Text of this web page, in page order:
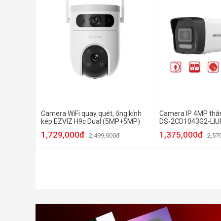
Camera WiFi quay quét, ống kính
kép EZVIZ H9c Dual (5MP+5MP)
1,729,000đ 2,499,000đ
Camera IP 4MP
DS-2CD1043G2-
1,375,000đ